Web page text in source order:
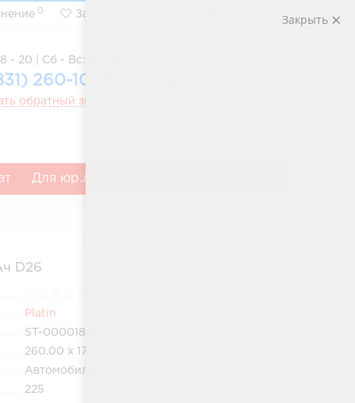
0 Закладки
- 20 | Сб - Вс: 8 - 18
260-10-58
обратный звонок
Для юр.лиц
D26
Platin
ST-00001840
260.00 x 175.00 x 225.00
Автомобильный
225
Закрыть